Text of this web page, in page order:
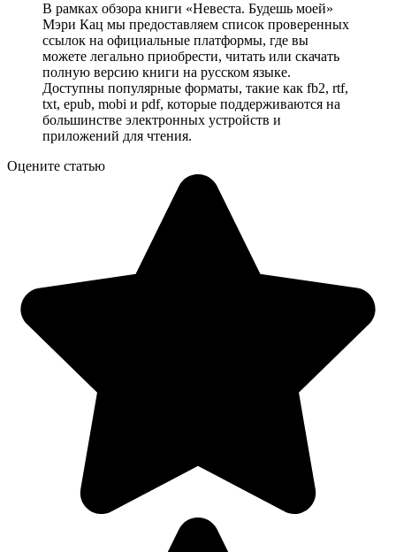
В рамках обзора книги «Невеста. Будешь моей»
Мэри Кац мы предоставляем список проверенных
ссылок на официальные платформы, где вы
можете легально приобрести, читать или скачать
полную версию книги на русском языке.
Доступны популярные форматы, такие как fb2, rtf,
txt, epub, mobi и pdf, которые поддерживаются на
большинстве электронных устройств и
приложений для чтения.
Оцените статью